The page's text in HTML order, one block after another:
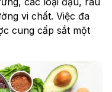
vi chất. Việc đa
cung cấp sắt một